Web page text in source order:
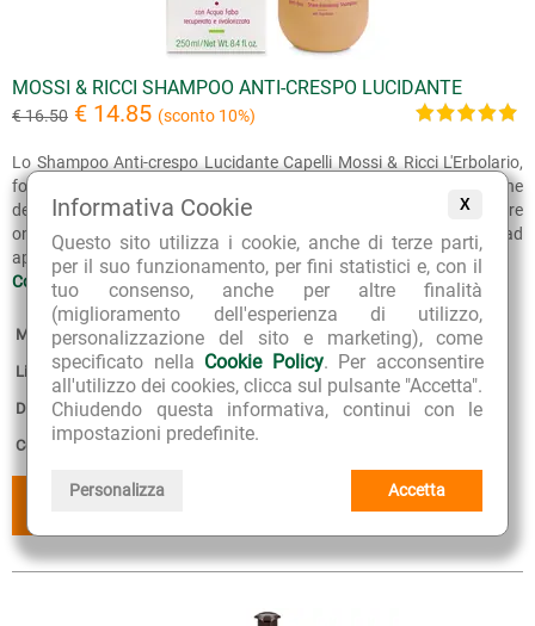
X
Informativa Cookie
Questo sito utilizza i cookie, anche di terze parti,
per il suo funzionamento, per fini statistici e, con il
tuo consenso, anche per altre finalità
(miglioramento dell'esperienza di utilizzo,
personalizzazione del sito e marketing), come
specificato nella Cookie Policy. Per acconsentire
all'utilizzo dei cookies, clicca sul pulsante "Accetta".
Chiudendo questa informativa, continui con le
impostazioni predefinite.
Personalizza Accetta
MOSSI & RICCI SHAMPOO ANTI-CRESPO LUCIDANTE
€ 16.50 € 14.85 (sconto 10%)
Lo Shampoo Anti-crespo Lucidante Capelli Mossi & Ricci L'Erbolario,
formulato con ingredienti di origine naturale, assicura una detersione
delicata e permette di dire addio ai capelli crespi e secchi e riscoprire
onde e ricci definiti, morbidi e lucenti. I capelli mossi e ricci tendono ad
apparire...
Continua >>
Marca: L'Erbolario
Linea: Mossi e Ricci
Disponibilità: 2
Confezione: 250 ml
AGGIUNGI